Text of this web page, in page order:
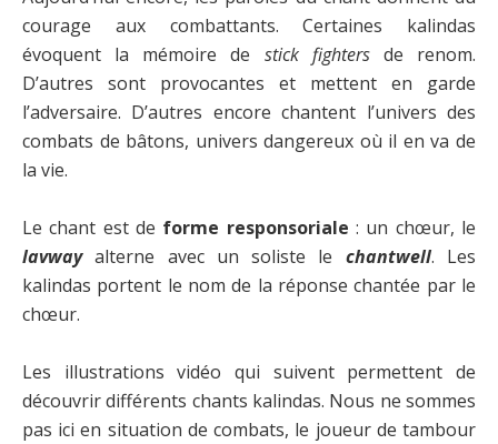
courage aux combattants. Certaines kalindas
évoquent la mémoire de stick fightersde renom.
D’autres sont provocantes et mettent en garde
l’adversaire. D’autres encore chantent l’univers des
combats de bâtons, univers dangereux où il en va de
la vie.
Le chant est de forme responsoriale : un chœur, le
lavwayalterne avec un soliste le chantwell. Les
kalindas portent le nom de la réponse chantée par le
chœur.
Les illustrations vidéo qui suivent permettent de
découvrir différents chants kalindas. Nous ne sommes
pas ici en situation de combats, le joueur de tambour